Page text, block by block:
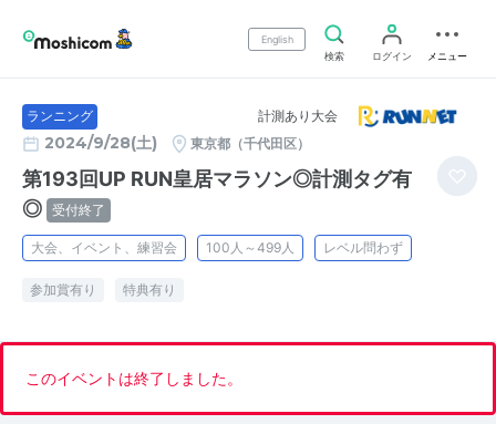
English
検索
ログイン メニュー
ランニング 計測あり大会
2024/9/28(土) 東京都（千代田区）
第193回UP RUN皇居マラソン◎計測タグ有
◎ 受付終了
大会、イベント、練習会 100人～499人 レベル問わず
参加賞有り 特典有り
このイベントは終了しました。